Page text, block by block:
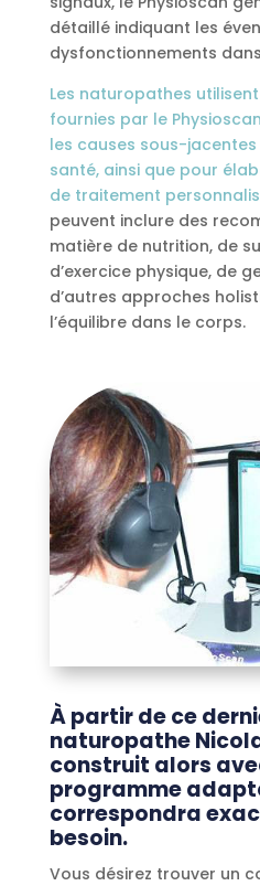
détaillé indiquant les
dysfonctionnements
Les naturopathes
fournies par le
les causes sous-
santé, ainsi que pour
de traitement
peuvent inclure des
matière de nutrition, de
d’exercice physique, de
d’autres approches
l’équilibre dans le corps.
À partir de ce
naturopathe
construit alors
programme
correspondra
besoin.
Vous désirez trouver un